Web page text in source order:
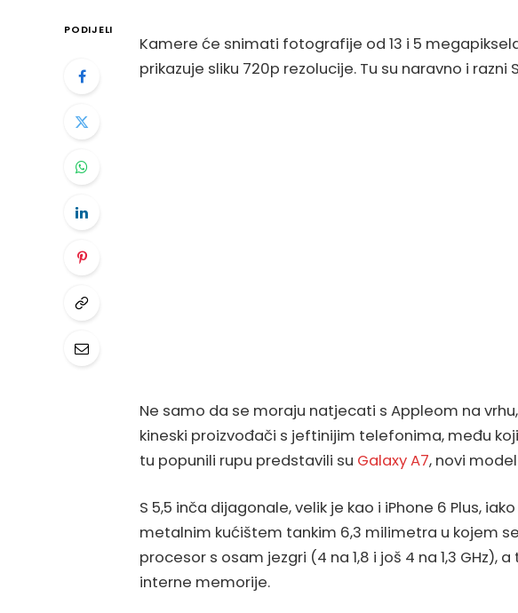
PODIJELI
Kamere će snimati fotografije od 13 i 5
prikazuje sliku 720p rezolucije. Tu su naravno i
Ne samo da se moraju natjecati s Appleom na
kineski proizvođači s jeftinijim telefonima, među
tu popunili rupu predstavili su Galaxy A7, novi
S 5,5 inča dijagonale, velik je kao i iPhone 6 Plus,
metalnim kućištem tankim 6,3 milimetra u kojem
procesor s osam jezgri (4 na 1,8 i još 4 na 1,3 GHz), a
interne memorije.